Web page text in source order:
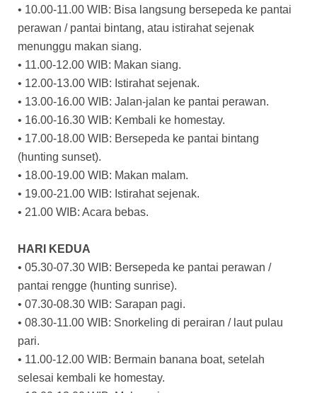
• 10.00-11.00 WIB: Bisa langsung bersepeda ke pantai
perawan / pantai bintang, atau istirahat sejenak
menunggu makan siang.
• 11.00-12.00 WIB: Makan siang.
• 12.00-13.00 WIB: Istirahat sejenak.
• 13.00-16.00 WIB: Jalan-jalan ke pantai perawan.
• 16.00-16.30 WIB: Kembali ke homestay.
• 17.00-18.00 WIB: Bersepeda ke pantai bintang
(hunting sunset).
• 18.00-19.00 WIB: Makan malam.
• 19.00-21.00 WIB: Istirahat sejenak.
• 21.00 WIB: Acara bebas.
HARI KEDUA
• 05.30-07.30 WIB: Bersepeda ke pantai perawan /
pantai rengge (hunting sunrise).
• 07.30-08.30 WIB: Sarapan pagi.
• 08.30-11.00 WIB: Snorkeling di perairan / laut pulau
pari.
• 11.00-12.00 WIB: Bermain banana boat, setelah
selesai kembali ke homestay.